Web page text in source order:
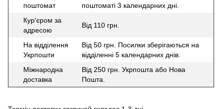
поштомат
поштоматі 3 календарних дні.
Кур'єром за
адресою
Від 110 грн.
На відділення
Укрпошти
Від 50 грн. Посилки зберігаються на
відділенні 5 календарних днів.
Міжнародна
доставка
Від 250 грн. Укрпошта або Нова
Пошта.